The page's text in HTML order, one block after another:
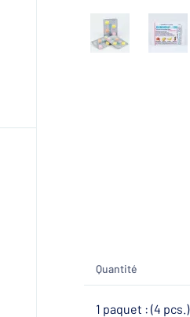
Quantité
1 paquet : (4 pcs.)